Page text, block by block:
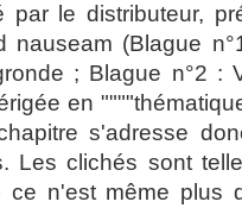
par le distributeur,
nauseam (Blague
; Blague n°2 :
en
s'adresse
Les clichés sont
ce n'est même plus